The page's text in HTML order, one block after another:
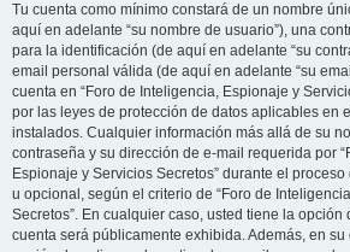
Tu cuenta como mínimo constará de un nombre
aquí en adelante “su nombre de usuario”), una
para la identificación (de aquí en adelante “su
email personal válida (de aquí en adelante “su
cuenta en “Foro de Inteligencia, Espionaje y
por las leyes de protección de datos aplicables en
instalados. Cualquier información más allá de su
contraseña y su dirección de e-mail requerida por
Espionaje y Servicios Secretos” durante el
u opcional, según el criterio de “Foro de
Secretos”. En cualquier caso, usted tiene la opción
cuenta será públicamente exhibida. Además, en